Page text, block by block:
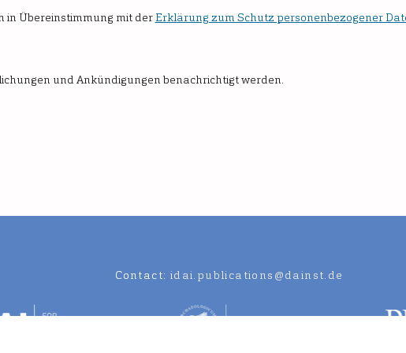
in Übereinstimmung mit der Erklärung zum Schutz personenbezogener
und Ankündigungen benachrichtigt werden.
Contact: idai.publications@dainst.de